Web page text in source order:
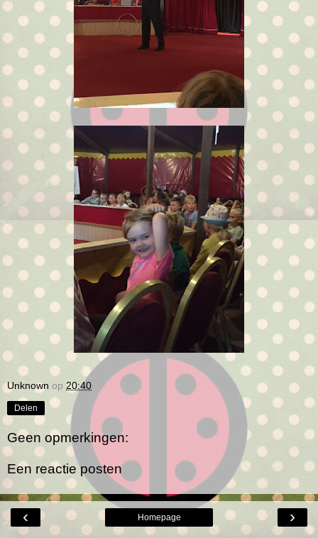
Unknown op 20:40
Delen
Geen opmerkingen:
Een reactie posten
‹ ›
Homepage